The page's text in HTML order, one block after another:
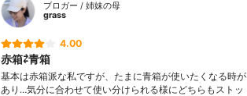
ブロガー / 姉妹の母
grass
4.00
赤箱⇄青箱
基本は赤箱派な私ですが、たまに青箱が使いたくなる時が
あり…気分に合わせて使い分けられる様にどちらもストッ